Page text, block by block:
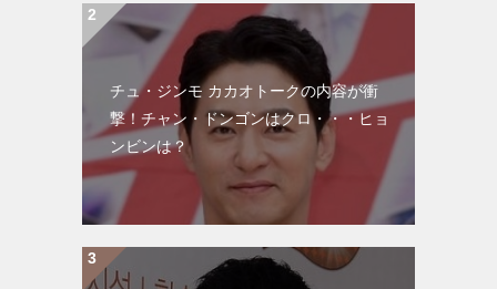
チュ・ジンモ カカオトークの内容が衝
撃！チャン・ドンゴンはクロ・・・ヒョ
ンビンは？